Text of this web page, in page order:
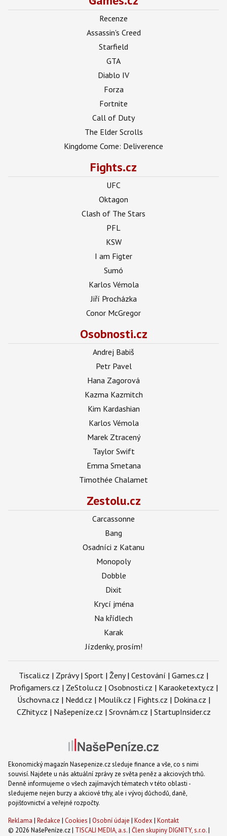
Recenze
Assassin's Creed
Starfield
GTA
Diablo IV
Forza
Fortnite
Call of Duty
The Elder Scrolls
Kingdome Come: Deliverence
Fights.cz
UFC
Oktagon
Clash of The Stars
PFL
KSW
I am Figter
Sumó
Karlos Vémola
Jiří Procházka
Conor McGregor
Osobnosti.cz
Andrej Babiš
Petr Pavel
Hana Zagorová
Kazma Kazmitch
Kim Kardashian
Karlos Vémola
Marek Ztracený
Taylor Swift
Emma Smetana
Timothée Chalamet
Zestolu.cz
Carcassonne
Bang
Osadníci z Katanu
Monopoly
Dobble
Dixit
Krycí jména
Na křídlech
Karak
Jízdenky, prosím!
Tiscali.cz | Zprávy| Sport | Ženy| Cestování | Games.cz |
Profigamers.cz | ZeStolu.cz | Osobnosti.cz | Karaoketexty.cz |
Úschovna.cz | Nedd.cz | Moulík.cz | Fights.cz | Dokina.cz |
CZhity.cz | Našepeníze.cz | Srovnám.cz | StartupInsider.cz
Ekonomický magazín Nasepenize.cz sleduje finance a vše, co s nimi
souvisí. Najdete u nás aktuální zprávy ze světa peněz a akciových trhů.
Denně informujeme o všech zajímavých tématech v této oblasti -
sledujeme nejen burzy a akciové trhy, ale i vývoj důchodů, daně,
pojišťovnictví a veřejné rozpočty.
Reklama | Redakce | Cookies | Osobní údaje | Kodex | Kontakt
© 2026 NašePeníze.cz | TISCALI MEDIA, a.s.| Člen skupiny DIGNITY, s.r.o.|